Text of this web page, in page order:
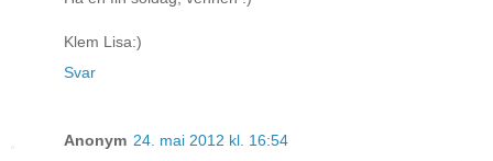
Klem Lisa:)
Svar
Anonym 24. mai 2012 kl. 16:54